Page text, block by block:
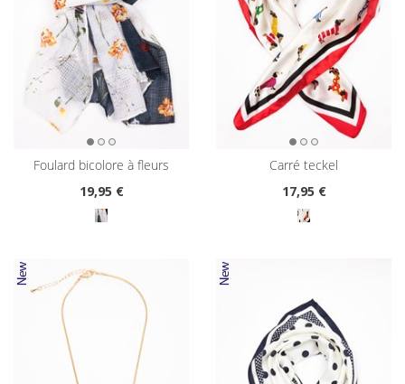
foulard bicolore à fleurs
19,95 €
carré teckel
17,95 €